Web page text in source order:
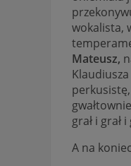
wokalista,
Mateusz,
grał i grał
A na